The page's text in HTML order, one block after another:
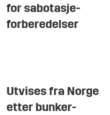
for sabotasje-
forberedelser
Utvises fra Norge
etter bunker-